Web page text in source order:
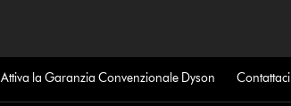
Attiva la Garanzia Convenzionale Dyson Contattaci